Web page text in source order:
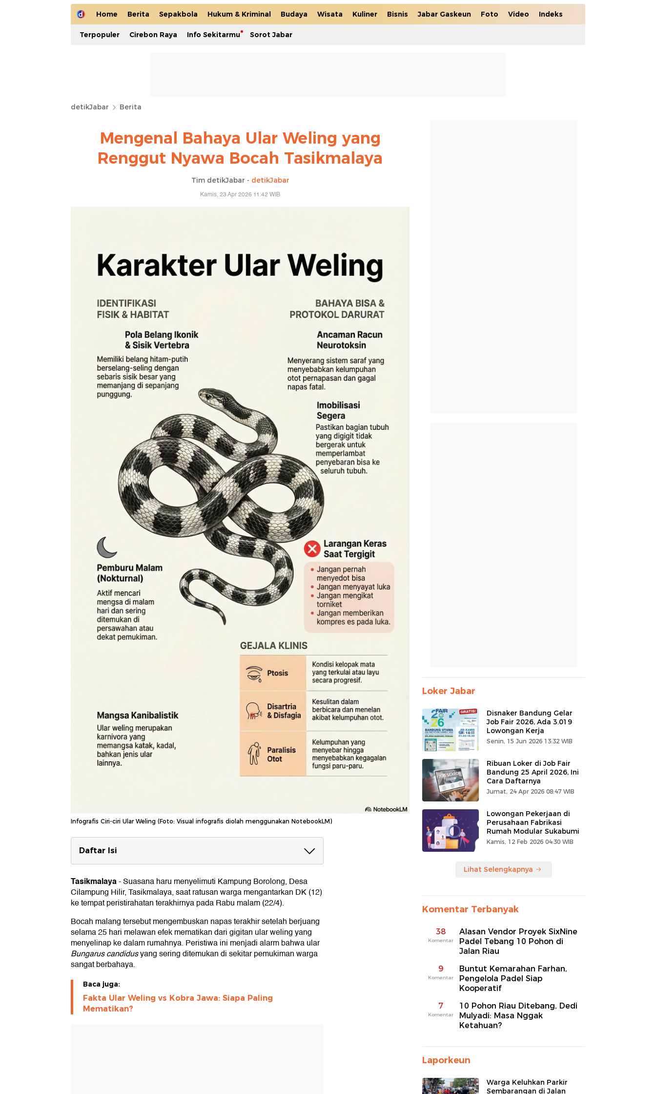
Home Berita Sepakbola Hukum & Kriminal Budaya Wisata Kuliner Bisnis Jabar Gaskeun Foto Video Indeks
Terpopuler Cirebon Raya Info Sekitarmu Sorot Jabar
detikJabar Berita
Mengenal Bahaya Ular Weling yang
Renggut Nyawa Bocah Tasikmalaya
Tim detikJabar - detikJabar
Kamis, 23 Apr 2026 11:42 WIB
Infografis Ciri-ciri Ular Weling (Foto: Visual infografis diolah menggunakan NotebookLM)
Daftar Isi
Kronologi Tragedi di Keheningan Malam
Perjuangan Medis dan Harapan yang Pupus
Mengenal Karakteristik Mematikan Ular Weling
Panduan Pertolongan Pertama: Apa yang Harus Dilakukan?
Tasikmalaya-Suasana haru menyelimuti Kampung Borolong, Desa
Cilampung Hilir, Tasikmalaya, saat ratusan warga mengantarkan DK (12)
ke tempat peristirahatan terakhirnya pada Rabu malam (22/4).
Bocah malang tersebut mengembuskan napas terakhir setelah berjuang
selama 25 hari melawan efek mematikan dari gigitan ular weling yang
menyelinap ke dalam rumahnya. Peristiwa ini menjadi alarm bahwa ular
Bungarus candidusyang sering ditemukan di sekitar pemukiman warga
sangat berbahaya.
Baca juga:
Fakta Ular Weling vs Kobra Jawa: Siapa Paling
Mematikan?
Loker Jabar
Disnaker Bandung Gelar
Job Fair 2026, Ada 3.019
Lowongan Kerja
Senin, 15 Jun 2026 13:32 WIB
Ribuan Loker di Job Fair
Bandung 25 April 2026, Ini
Cara Daftarnya
Jumat, 24 Apr 2026 08:47 WIB
Lowongan Pekerjaan di
Perusahaan Fabrikasi
Rumah Modular Sukabumi
Kamis, 12 Feb 2026 04:30 WIB
Lihat Selengkapnya
Komentar Terbanyak
38
Komentar
Alasan Vendor Proyek SixNine
Padel Tebang 10 Pohon di
Jalan Riau
9
Komentar
Buntut Kemarahan Farhan,
Pengelola Padel Siap
Kooperatif
7
Komentar
10 Pohon Riau Ditebang, Dedi
Mulyadi: Masa Nggak
Ketahuan?
Laporkeun
Warga Keluhkan Parkir
Sembarangan di Jalan